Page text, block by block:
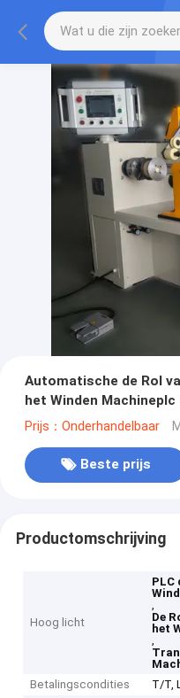
Automatische de Rol
het Winden
Prijs：Onderhandelbaar
Beste prijs
Productomschrijving
Hoog licht
PLC
,
De
het
,
Betalingscondities
T/T,